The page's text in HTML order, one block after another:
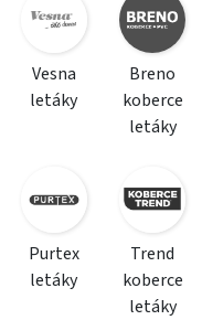
Vesna
letáky
Breno
koberce
letáky
Purtex
letáky
Trend
koberce
letáky